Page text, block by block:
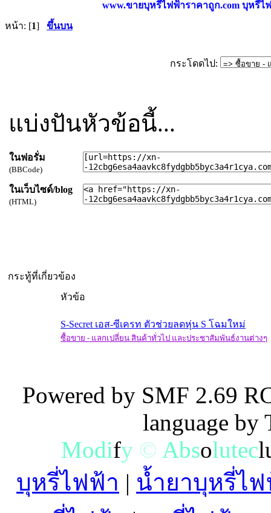
www.ขายบุหรี่ไฟฟ้าราคาถูก.com บุหรี่ไ
หน้า: [1] ขึ้นบน
กระโดดไป:
แบ่งปันหัวข้อนี้...
ในฟอรั่ม
(BBCode)
ในเว็บไซด์/blog
(HTML)
กระทู้ที่เกี่ยวข้อง
หัวข้อ
S-Secret เอส-ซีเครท ตัวช่วยลดหุ่น S โฉมใหม่
ซื้อขาย - แลกเปลี่ยน สินค้าทั่วไป และประชาสัมพันธ์งานต่างๆ
Powered by SMF 2.69
language
Modify © Absolutecl
บุหรี่ไฟฟ้า | น้ำยาบุหรี่ไ